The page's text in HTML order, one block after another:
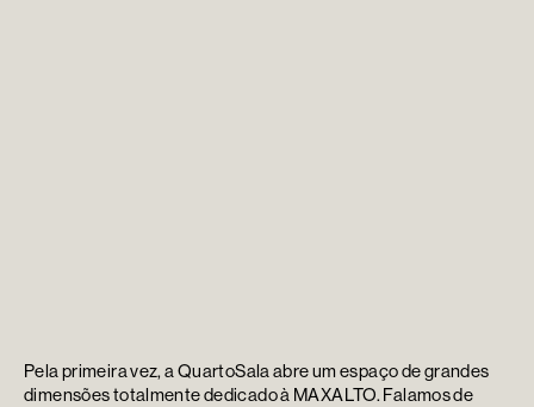
Pela primeira vez, a QuartoSala abre um espaço de grandes
dimensões totalmente dedicado à MAXALTO. Falamos de